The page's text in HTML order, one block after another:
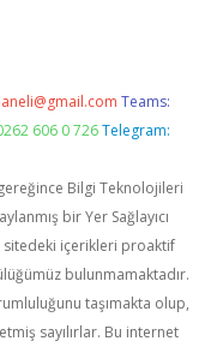
Teams:
606 0 726 Telegram:
Bilgi Teknolojileri
bir Yer Sağlayıcı
içerikleri proaktif
bulunmamaktadır.
taşımakta olup,
sayılırlar. Bu internet